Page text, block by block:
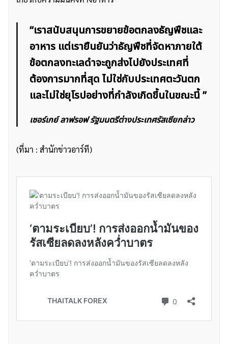
“เราสนับสนุนการขยายข้อตกลงธัญพืชและ
อาหาร แต่เรายืนยันว่าธัญพืชที่จัดหาภายใต้
ข้อตกลงทะเลดำจะถูกส่งไปยังประเทศที่
ต้องการมากที่สุด ไม่ใช่กับประเทศตะวันตก
และไม่ใช่ยุโรปอย่างที่กำลังเกิดขึ้นในขณะนี้ ”
เซอร์เกย์ ลาฟรอฟ รัฐมนตรีต่างประเทศรัสเซียกล่าว
(ที่มา : สำนักข่าวอาร์ที)